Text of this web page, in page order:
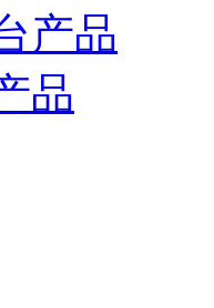
产品
品